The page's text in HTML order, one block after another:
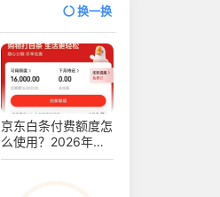
换一换
京东白条付费额度怎
么使用？2026年最
新十四种白条安全操